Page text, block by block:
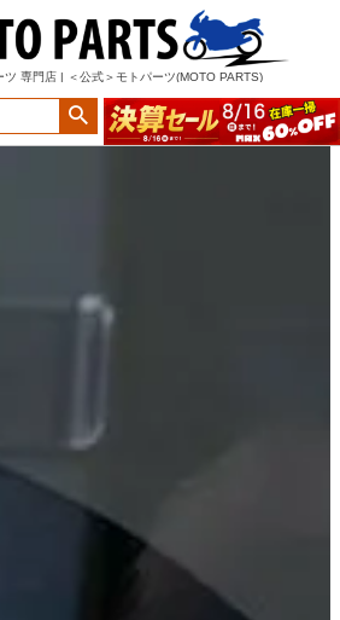
ツ 専門店 | ＜公式＞モトパーツ(MOTO PARTS)